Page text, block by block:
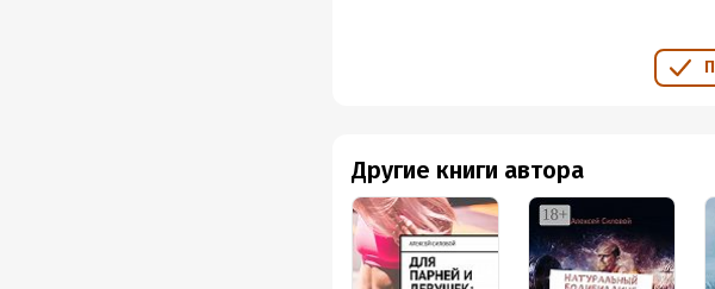
Другие книги автора